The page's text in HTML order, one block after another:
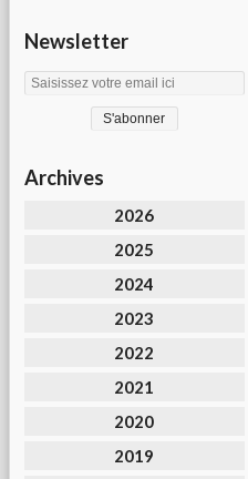
Newsletter
Archives
2026
2025
2024
2023
2022
2021
2020
2019